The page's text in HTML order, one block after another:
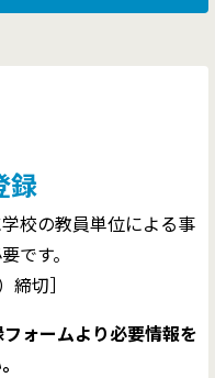
録
校の教員単位による事
です。
締切］
ォームより必要情報を